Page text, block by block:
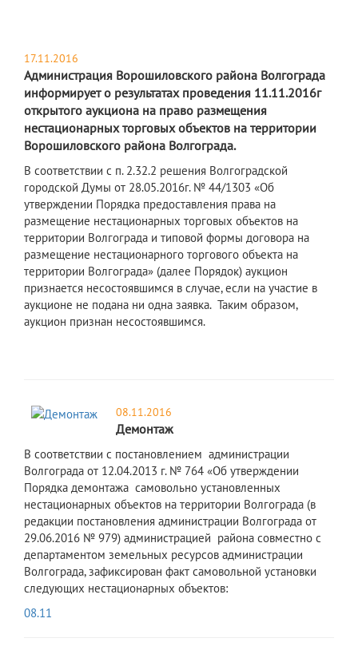
17.11.2016
Администрация Ворошиловского района Волгограда
информирует о результатах проведения 11.11.2016г
открытого аукциона на право размещения
нестационарных торговых объектов на территории
Ворошиловского района Волгограда.
В соответствии с п. 2.32.2 решения Волгоградской
городской Думы от 28.05.2016г. № 44/1303 «Об
утверждении Порядка предоставления права на
размещение нестационарных торговых объектов на
территории Волгограда и типовой формы договора на
размещение нестационарного торгового объекта на
территории Волгограда» (далее Порядок) аукцион
признается несостоявшимся в случае, если на участие в
аукционе не подана ни одна заявка. Таким образом,
аукцион признан несостоявшимся.
08.11.2016
Демонтаж
В соответствии с постановлением администрации
Волгограда от 12.04.2013 г. № 764 «Об утверждении
Порядка демонтажа самовольно установленных
нестационарных объектов на территории Волгограда (в
редакции постановления администрации Волгограда от
29.06.2016 № 979) администрацией района совместно с
департаментом земельных ресурсов администрации
Волгограда, зафиксирован факт самовольной установки
следующих нестационарных объектов:
08.11